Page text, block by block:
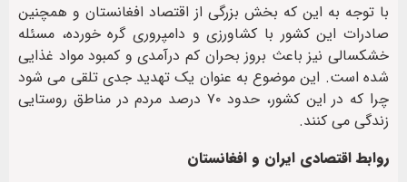
با توجه به این که بخش بزرگی از اقتصاد افغانستان و همچنین
صادرات این کشور با کشاورزی و دامپروری گره خورده، مسئله
خشکسالی نیز باعث بروز بحران کم درآمدی و کمبود مواد غذایی
شده است. این موضوع به عنوان یک تهدید جدی تلقی می شود
چرا که در این کشور، حدود ۷۰ درصد مردم در مناطق روستایی
زندگی می کنند.
روابط اقتصادی ایران و افغانستان